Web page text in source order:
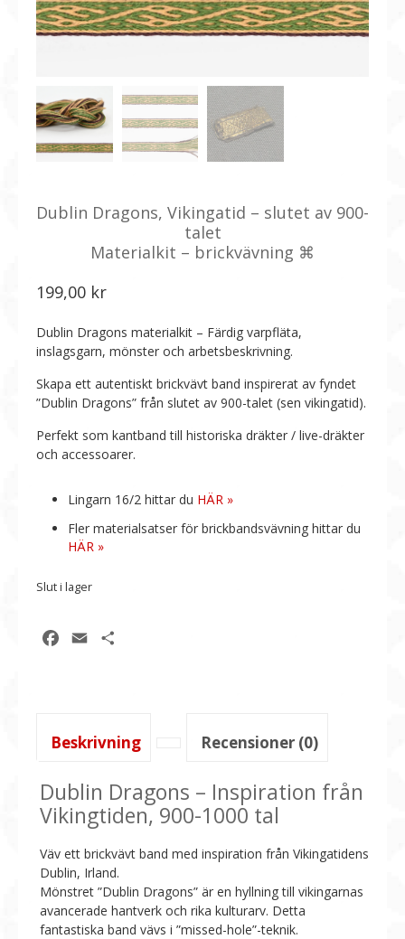
Dublin Dragons, Vikingatid – slutet av 900-
talet
Materialkit – brickvävning ⌘
199,00 kr
Dublin Dragons materialkit – Färdig varpfläta,
inslagsgarn, mönster och arbetsbeskrivning.
Skapa ett autentiskt brickvävt band inspirerat av fyndet
”Dublin Dragons” från slutet av 900-talet (sen vikingatid).
Perfekt som kantband till historiska dräkter / live-dräkter
och accessoarer.
Lingarn 16/2 hittar du HÄR »
Fler materialsatser för brickbandsvävning hittar du
HÄR »
Slut i lager
Facebook
Email
Beskrivning Recensioner (0)
Dublin Dragons – Inspiration från
Vikingtiden, 900-1000 tal
Väv ett brickvävt band med inspiration från Vikingatidens
Dublin, Irland.
Mönstret ”Dublin Dragons” är en hyllning till vikingarnas
avancerade hantverk och rika kulturarv. Detta
fantastiska band vävs i ”missed-hole”-teknik.